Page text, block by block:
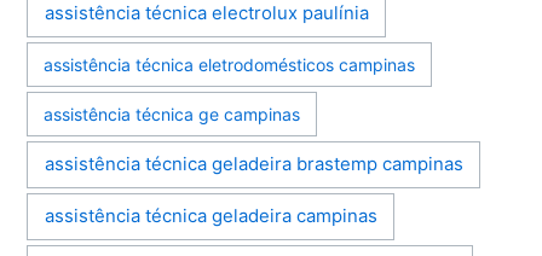
assistência técnica electrolux paulínia
assistência técnica eletrodomésticos campinas
assistência técnica ge campinas
assistência técnica geladeira brastemp campinas
assistência técnica geladeira campinas